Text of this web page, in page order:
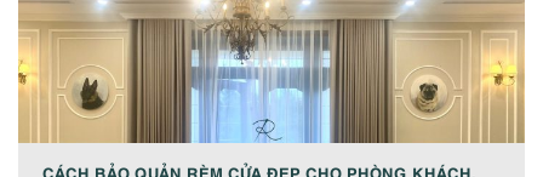
CÁCH BẢO QUẢN RÈM CỬA ĐẸP CHO PHÒNG KHÁCH.